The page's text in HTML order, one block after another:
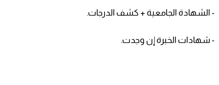
- الشهادة الجامعية + كشف الدرجات.
- شهادات الخبرة إن وجدت.